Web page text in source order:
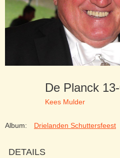
De Planck
Kees Mulder
Album: Drielanden Schuttersfeest
DETAILS